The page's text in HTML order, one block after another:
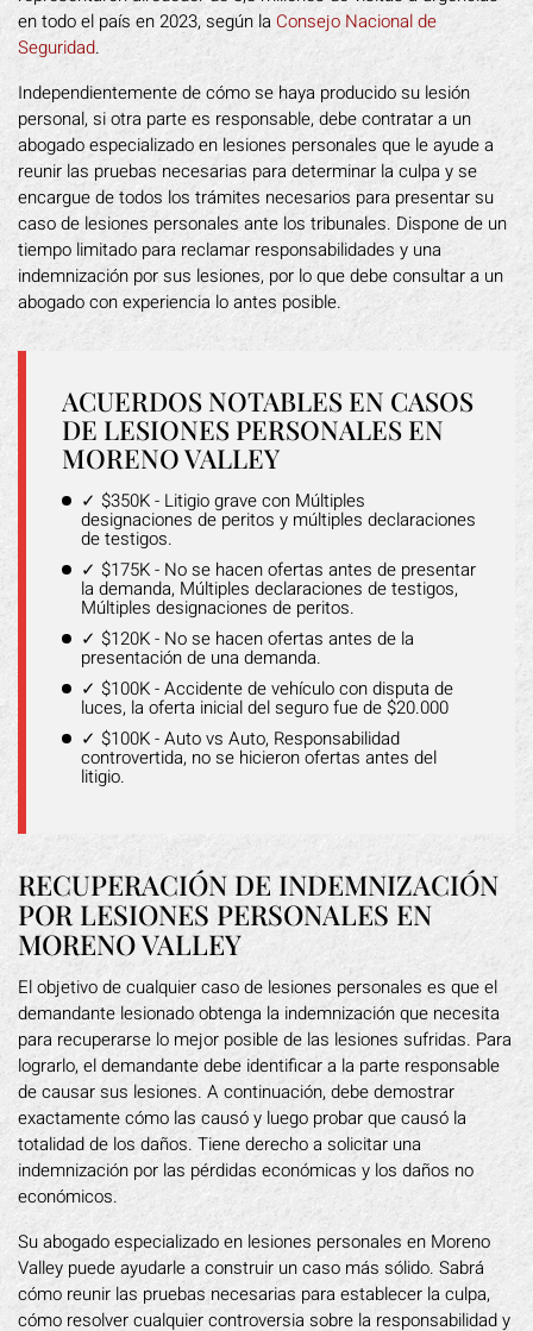
en todo el país en 2023, según la Consejo Nacional de
Seguridad.
Independientemente de cómo se haya producido su lesión
personal, si otra parte es responsable, debe contratar a un
abogado especializado en lesiones personales que le ayude a
reunir las pruebas necesarias para determinar la culpa y se
encargue de todos los trámites necesarios para presentar su
caso de lesiones personales ante los tribunales. Dispone de un
tiempo limitado para reclamar responsabilidades y una
indemnización por sus lesiones, por lo que debe consultar a un
abogado con experiencia lo antes posible.
ACUERDOS NOTABLES EN CASOS
DE LESIONES PERSONALES EN
MORENO VALLEY
✓ $350K - Litigio grave con Múltiples
designaciones de peritos y múltiples declaraciones
de testigos.
✓ $175K - No se hacen ofertas antes de presentar
la demanda, Múltiples declaraciones de testigos,
Múltiples designaciones de peritos.
✓ $120K - No se hacen ofertas antes de la
presentación de una demanda.
✓ $100K - Accidente de vehículo con disputa de
luces, la oferta inicial del seguro fue de $20.000
✓ $100K - Auto vs Auto, Responsabilidad
controvertida, no se hicieron ofertas antes del
litigio.
RECUPERACIÓN DE INDEMNIZACIÓN
POR LESIONES PERSONALES EN
MORENO VALLEY
El objetivo de cualquier caso de lesiones personales es que el
demandante lesionado obtenga la indemnización que necesita
para recuperarse lo mejor posible de las lesiones sufridas. Para
lograrlo, el demandante debe identificar a la parte responsable
de causar sus lesiones. A continuación, debe demostrar
exactamente cómo las causó y luego probar que causó la
totalidad de los daños. Tiene derecho a solicitar una
indemnización por las pérdidas económicas y los daños no
económicos.
Su abogado especializado en lesiones personales en Moreno
Valley puede ayudarle a construir un caso más sólido. Sabrá
cómo reunir las pruebas necesarias para establecer la culpa,
cómo resolver cualquier controversia sobre la responsabilidad y